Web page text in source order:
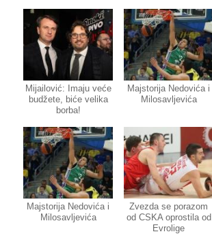
Mijailović: Imaju veće
budžete, biće velika
borba!
Majstorija Nedovića i
Milosavljevića
Majstorija Nedovića i
Milosavljevića
Zvezda se porazom
od CSKA oprostila od
Evrolige